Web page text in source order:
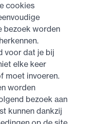
cookies
bezoek worden
voor dat je bij
elke keer
moet invoeren.
worden
bezoek aan
kunnen dankzij